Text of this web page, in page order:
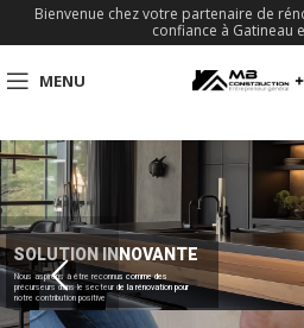
Bienvenue chez votre partenaire de
confiance à Gatineau
MENU
SOLUTION INNOVANTE
Nous aspirons à être reconnus comme des
précurseurs dans le secteur de la rénovation pour
notre contribution positive